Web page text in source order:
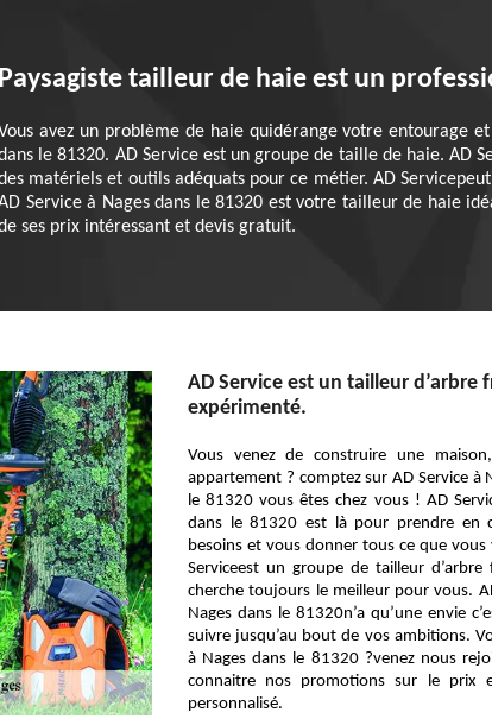
Paysagiste tailleur de haie est un
avez un problème de haie quidérange votre entourage
le 81320. AD Service est un groupe de taille de haie. AD
matériels et outils adéquats pour ce métier. AD
Service à Nages dans le 81320 est votre tailleur de haie
ses prix intéressant et devis gratuit.
AD Service est un tailleur d’arbre
expérimenté.
Vous venez de construire une
appartement ? comptez sur AD Service à
le 81320 vous êtes chez vous ! AD
dans le 81320 est là pour prendre en
besoins et vous donner tous ce que vous
Serviceest un groupe de tailleur
cherche toujours le meilleur pour vous.
Nages dans le 81320n’a qu’une envie
suivre jusqu’au bout de vos ambitions.
à Nages dans le 81320 ?venez nous
connaitre nos promotions sur le prix
personnalisé.